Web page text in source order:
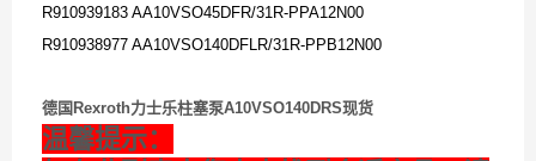
R910939183 AA10VSO45DFR/31R-PPA12N00
R910938977 AA10VSO140DFLR/31R-PPB12N00
德国Rexroth力士乐柱塞泵A10VSO140DRS现货
温馨提示：